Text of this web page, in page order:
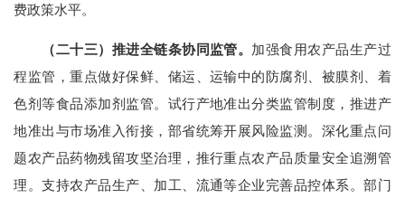
费政策水平。
（二十三）推进全链条协同监管。 加强食用农产品生产过
程监管，重点做好保鲜、储运、运输中的防腐剂、被膜剂、着
色剂等食品添加剂监管。试行产地准出分类监管制度，推进产
地准出与市场准入衔接，部省统筹开展风险监测。深化重点问
题农产品药物残留攻坚治理，推行重点农产品质量安全追溯管
理。支持农产品生产、加工、流通等企业完善品控体系。部门